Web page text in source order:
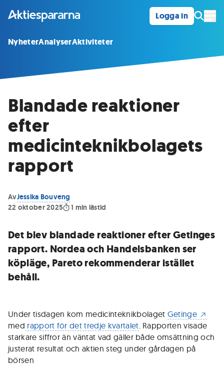
Logga in
NyheterAnalyserAktiviteter
Blandade reaktioner
efter
medicinteknikbolagets
rapport
AvJessika Bouveng
22 oktober 2025
1 min lästid
Det blev blandade reaktioner efter Getinges
rapport. Nordea och Handelsbanken ser
köpläge, Pareto rekommenderar istället
behåll.
Under tisdagen kom medicinteknikbolaget Getinge
med rapport för det tredje kvartalet. Rapporten visade
starkare siffror än väntat vad gäller både omsättning och
justerat resultat och aktien steg under gårdagen på
börsen